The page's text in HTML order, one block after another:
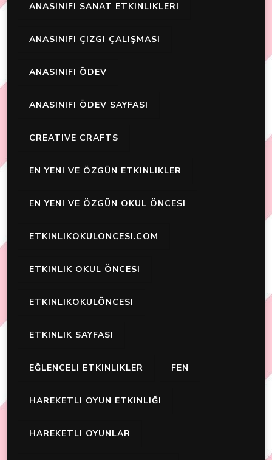
ANASINIFI SANAT ETKINLIKLERI
ANASINIFI ÇIZGI ÇALIŞMASI
ANASINIFI ÖDEV
ANASINIFI ÖDEV SAYFASI
CREATIVE CRAFTS
EN YENI VE ÖZGÜN ETKINLIKLER
EN YENI VE ÖZGÜN OKUL ÖNCESI
ETKINLIKOKULONCESI.COM
ETKINLIK OKUL ÖNCESI
ETKINLIKOKULÖNCESI
ETKINLIK SAYFASI
EĞLENCELI ETKINLIKLER FEN
HAREKETLI OYUN ETKINLIĞI
HAREKETLI OYUNLAR